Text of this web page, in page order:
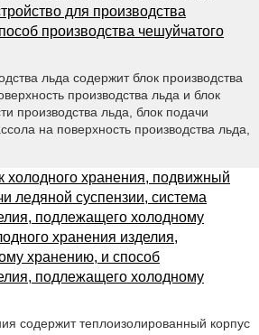
для производства
производства чешуйчатого
льда содержит блок производства
производства льда и блок
производства льда, блок подачи
на поверхность производства льда,
холодного хранения, подвижный
ледяной суспензии, система
подлежащего холодному
хранения изделия,
хранению, и способ
подлежащего холодному
содержит теплоизолированный корпус